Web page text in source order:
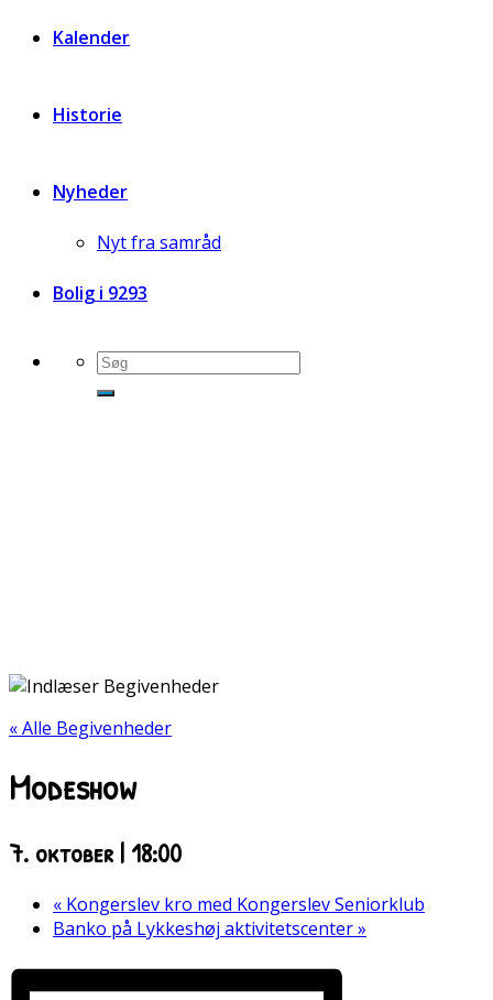
Kalender
Historie
Nyheder
Nyt fra samråd
Bolig i 9293
« Alle Begivenheder
Modeshow
7. oktober | 18:00
« Kongerslev kro med Kongerslev Seniorklub
Banko på Lykkeshøj aktivitetscenter»